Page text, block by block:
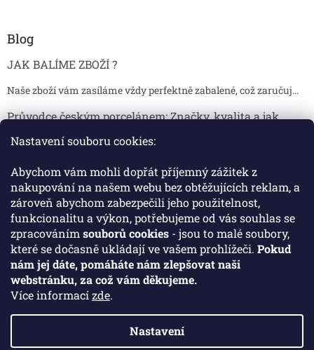
Nastavení souboru cookies:
Abychom vám mohli dopřát příjemný zážitek z
nakupování na našem webu bez obtěžujících reklam, a
zároveň abychom zabezpečili jeho použitelnost,
funkcionalitu a výkon, potřebujeme od vás souhlas se
zpracováním souborů cookies - jsou to malé soubory,
které se dočasně ukládají ve vašem prohlížeči. Pokud
nám jej dáte, pomáháte nám zlepšovat naši
webstránku, za což vám děkujeme.
Více informacízde.
Nastavení
Blog
JAK BALÍME ZBOŽÍ ?
Naše zboží vám zasíláme vždy perfektně zabalené, což zaručuj...
Průvodce českým porcelánem: Značky, kvalita a jak
Jak skladovat broušené sklenice, aby se nepoškodily?
Broušené sklenice jsou symbolem elegance, tradice a luxusu. ...
Facebook
Vytvořil Shoptet